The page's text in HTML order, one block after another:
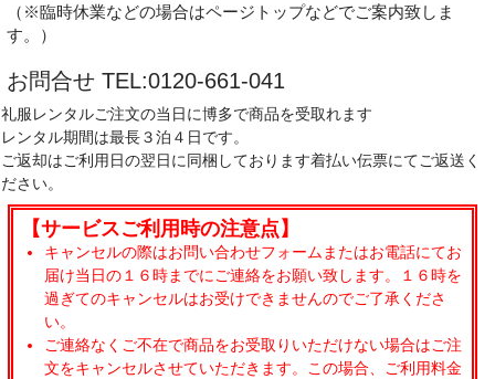
（※臨時休業などの場合はページトップなどでご案内致しま
す。）
お問合せ TEL:0120-661-041
礼服レンタルご注文の当日に博多で商品を受取れます
レンタル期間は最長３泊４日です。
ご返却はご利用日の翌日に同梱しております着払い伝票にてご返送く
ださい。
【サービスご利用時の注意点】
キャンセルの際はお問い合わせフォームまたはお電話にてお
届け当日の１６時までにご連絡をお願い致します。１６時を
過ぎてのキャンセルはお受けできませんのでご了承くださ
い。
ご連絡なくご不在で商品をお受取りいただけない場合はご注
文をキャンセルさせていただきます。この場合、ご利用料金